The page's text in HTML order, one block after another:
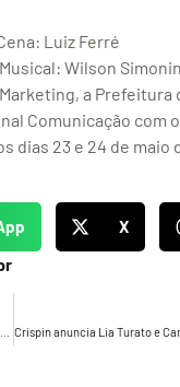
Luiz Ferré
Wilson
a Prefeitura
Comunicação com
23 e 24 de maio
X